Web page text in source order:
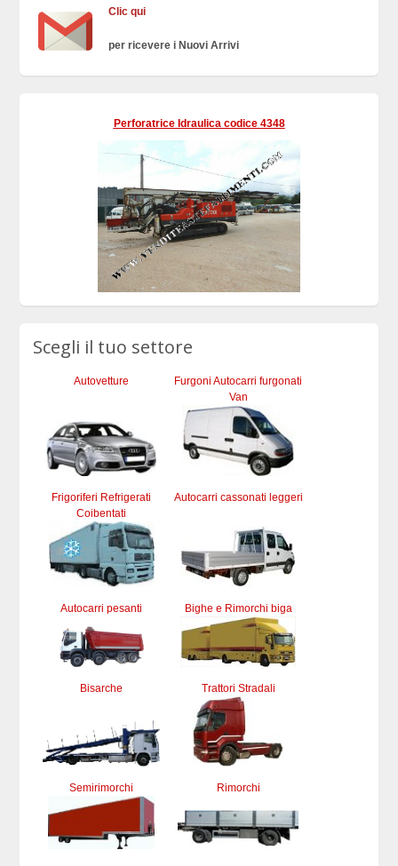
Clic qui
per ricevere i Nuovi Arrivi
Perforatrice Idraulica codice 4348
Scegli il tuo settore
Autovetture
Furgoni Autocarri furgonati
Van
Frigoriferi Refrigerati
Coibentati
Autocarri cassonati leggeri
Autocarri pesanti Bighe e Rimorchi biga
Bisarche Trattori Stradali
Semirimorchi Rimorchi